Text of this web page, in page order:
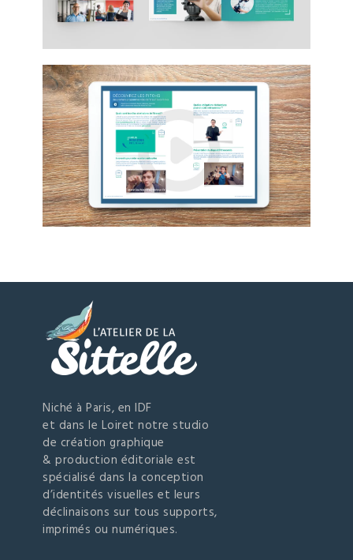
Niché à Paris, en IDF
et dans le Loiret notre studio
de création graphique
& production éditoriale est
spécialisé dans la conception
d’identités visuelles et leurs
déclinaisons sur tous supports,
imprimés ou numériques.